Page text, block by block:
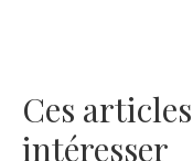
Ces
intéresser